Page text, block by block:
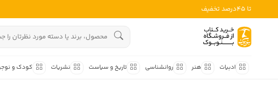
تا 45درصد تخفیف
ادبیات هنر روانشناسی تاریخ و سیاست نشریات کودک و
ادبیات